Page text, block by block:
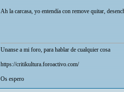
Ah la carcasa, yo entendía con remove quitar,
Unanse a mi foro, para hablar de cualquier cosa
https://critikultura.foroactivo.com/
Os espero